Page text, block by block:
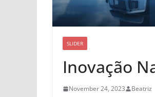
SLIDER
Inovação
November 24, 2023 Beatriz